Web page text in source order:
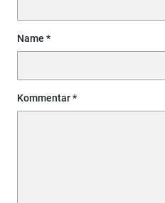
Name
Kommentar